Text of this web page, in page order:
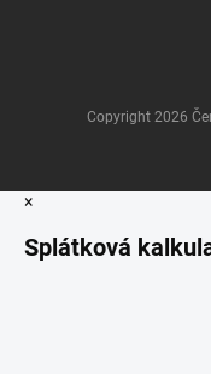
Copyright 2026
×
Splátková